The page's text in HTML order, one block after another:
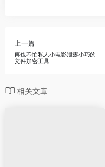
上一篇
再也不怕私人小电影泄露小巧的
文件加密工具
相关文章